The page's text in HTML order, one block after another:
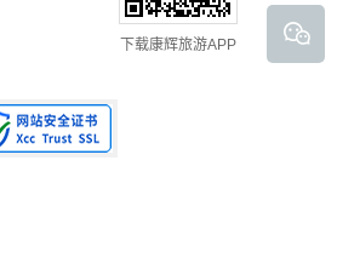
下载康辉旅游APP